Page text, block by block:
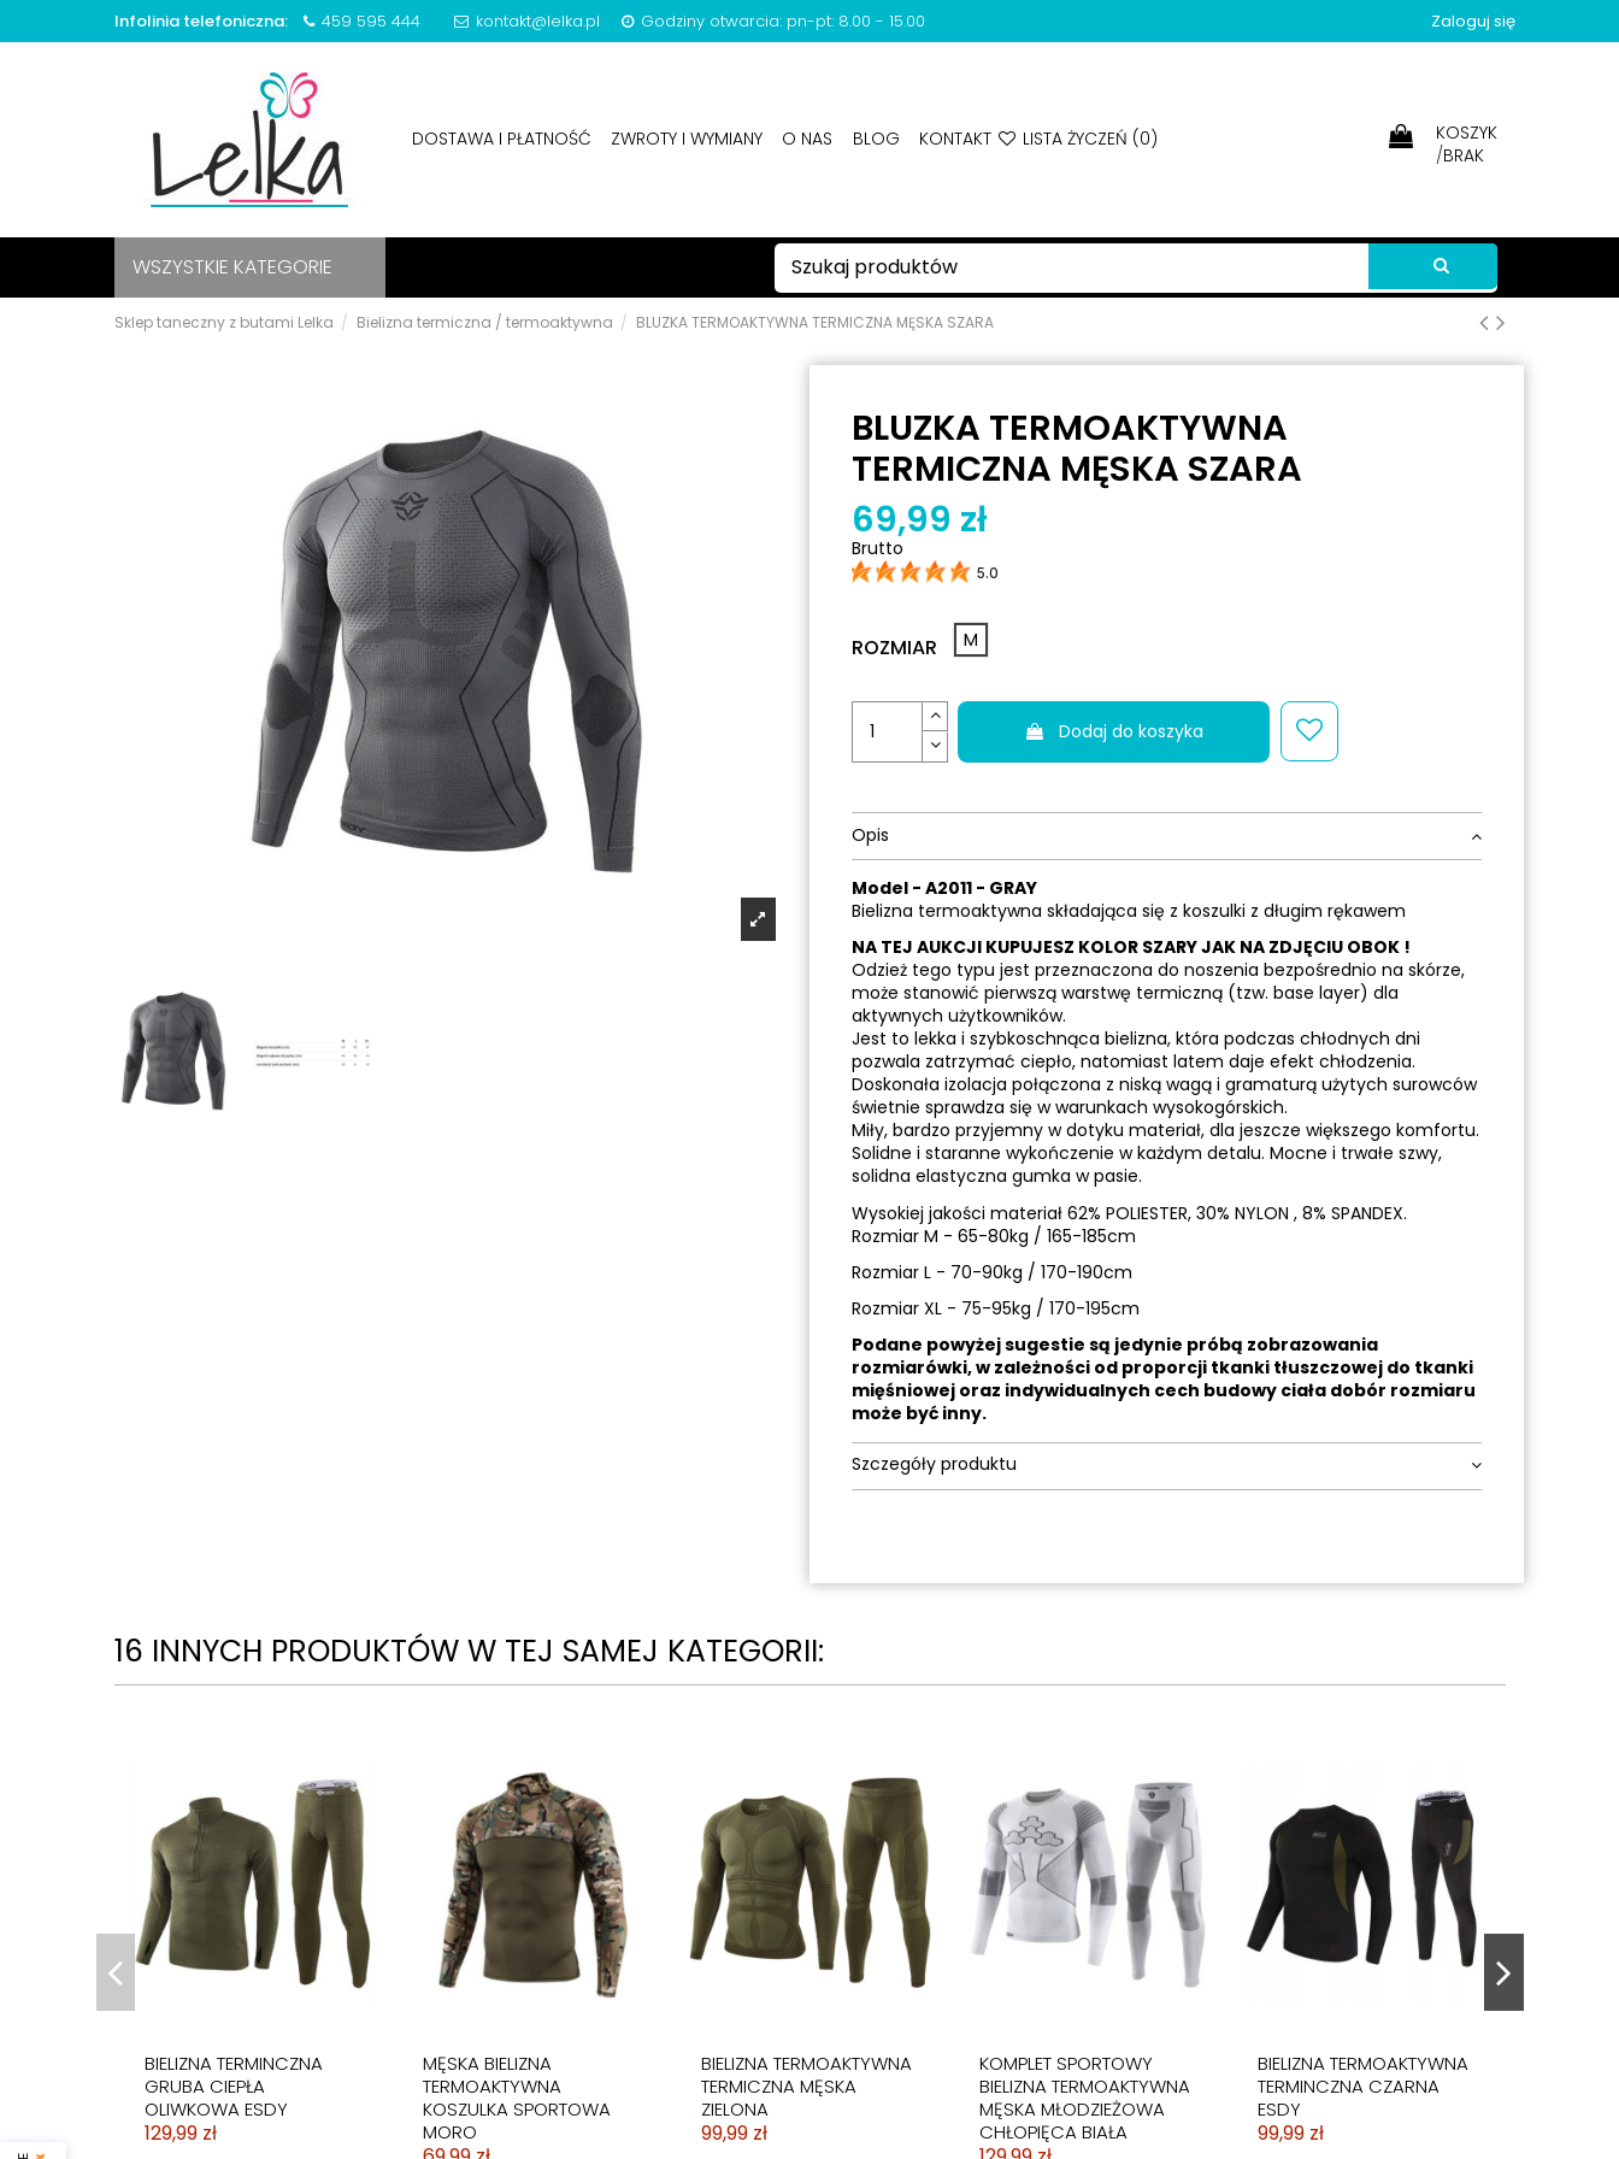
Infolinia telefoniczna: 459 595 444 kontakt@lelka.pl Godziny otwarcia: pn-pt: 8.00 - 15.00 Zaloguj się
DOSTAWA I PŁATNOŚĆ ZWROTY I WYMIANY O NAS BLOG KONTAKT LISTA ŻYCZEŃ (0)
KOSZYK
/BRAK
WSZYSTKIE KATEGORIE
Sklep taneczny z butami Lelka Bielizna termiczna / termoaktywna BLUZKA TERMOAKTYWNA TERMICZNA MĘSKA SZARA
BLUZKA TERMOAKTYWNA
TERMICZNA MĘSKA SZARA
69,99 zł
Brutto
5.0
ROZMIAR M
Dodaj do koszyka
Opis
Model - A2011 - GRAY
Bielizna termoaktywna składająca się z koszulki z długim rękawem
NA TEJ AUKCJI KUPUJESZ KOLOR SZARY JAK NA ZDJĘCIU OBOK !
Odzież tego typu jest przeznaczona do noszenia bezpośrednio na skórze,
może stanowić pierwszą warstwę termiczną (tzw. base layer) dla
aktywnych użytkowników.
Jest to lekka i szybkoschnąca bielizna, która podczas chłodnych dni
pozwala zatrzymać ciepło, natomiast latem daje efekt chłodzenia.
Doskonała izolacja połączona z niską wagą i gramaturą użytych surowców
świetnie sprawdza się w warunkach wysokogórskich.
Miły, bardzo przyjemny w dotyku materiał, dla jeszcze większego komfortu.
Solidne i staranne wykończenie w każdym detalu. Mocne i trwałe szwy,
solidna elastyczna gumka w pasie.
Wysokiej jakości materiał 62% POLIESTER, 30% NYLON , 8% SPANDEX.
Rozmiar M - 65-80kg / 165-185cm
Rozmiar L - 70-90kg / 170-190cm
Rozmiar XL - 75-95kg / 170-195cm
Podane powyżej sugestie są jedynie próbą zobrazowania
rozmiarówki, w zależności od proporcji tkanki tłuszczowej do tkanki
mięśniowej oraz indywidualnych cech budowy ciała dobór rozmiaru
może być inny.
Szczegóły produktu
16 INNYCH PRODUKTÓW W TEJ SAMEJ KATEGORII:
BIELIZNA TERMINCZNA
GRUBA CIEPŁA
OLIWKOWA ESDY
129,99 zł
MĘSKA BIELIZNA
TERMOAKTYWNA
KOSZULKA SPORTOWA
MORO
BIELIZNA TERMOAKTYWNA
TERMICZNA MĘSKA
ZIELONA
99,99 zł
KOMPLET SPORTOWY
BIELIZNA TERMOAKTYWNA
MĘSKA MŁODZIEŻOWA
CHŁOPIĘCA BIAŁA
BIELIZNA TERMOAKTYWNA
TERMINCZNA CZARNA
ESDY
99,99 zł